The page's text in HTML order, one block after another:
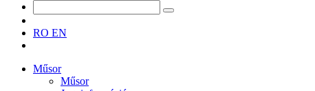
RO EN
Műsor
Műsor